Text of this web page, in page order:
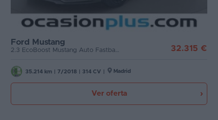
Ford Mustang
2.3 EcoBoost Mustang Auto Fastback (314 CV) 32.315 €
35.214 km 7/2018 314 CV Madrid
Ver oferta